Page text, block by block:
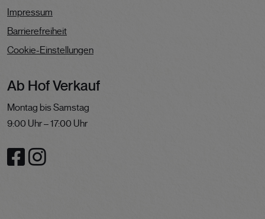
Impressum
Barrierefreiheit
Cookie-Einstellungen
Ab Hof Verkauf
Montag bis Samstag
9:00 Uhr – 17:00 Uhr